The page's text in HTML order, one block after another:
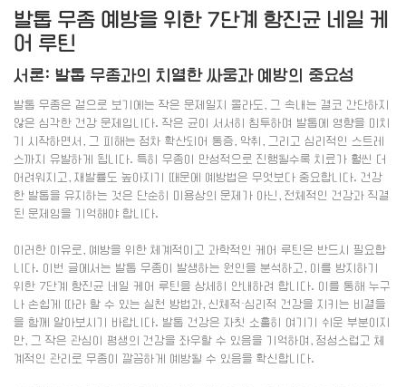
발톱 무좀 예방을 위한 7단계 항진균 네일 케
어 루틴
서론: 발톱 무좀과의 치열한 싸움과 예방의 중요성
발톱 무좀은 겉으로 보기에는 작은 문제일지 몰라도, 그 속내는 결코 간단하지
않은 심각한 건강 문제입니다. 작은 균이 서서히 침투하며 발톱에 영향을 미치
기 시작하면서, 그 피해는 점차 확산되어 통증, 악취, 그리고 심리적인 스트레
스까지 유발하게 됩니다. 특히 무좀이 만성적으로 진행될수록 치료가 훨씬 더
어려워지고, 재발률도 높아지기 때문에 예방법은 무엇보다 중요합니다. 건강
한 발톱을 유지하는 것은 단순히 미용상의 문제가 아닌, 전체적인 건강과 직결
된 문제임을 기억해야 합니다.
이러한 이유로, 예방을 위한 체계적이고 과학적인 케어 루틴은 반드시 필요합
니다. 이번 글에서는 발톱 무좀이 발생하는 원인을 분석하고, 이를 방지하기
위한 7단계 항진균 네일 케어 루틴을 상세히 안내하려 합니다. 이를 통해 누구
나 손쉽게 따라 할 수 있는 실천 방법과, 신체적·심리적 건강을 지키는 비결들
을 함께 알아보시기 바랍니다. 발톱 건강은 자칫 소홀히 여기기 쉬운 부분이지
만, 그 작은 관심이 평생의 건강을 좌우할 수 있음을 기억하며, 정성스럽고 체
계적인 관리로 무좀이 깔끔하게 예방될 수 있음을 확신합니다.